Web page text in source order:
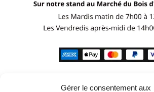
Gérer le consentement aux